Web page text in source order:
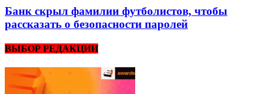
Банк скрыл фамилии футболистов, чтобы
рассказать о безопасности паролей
ВЫБОР РЕДАКЦИИ